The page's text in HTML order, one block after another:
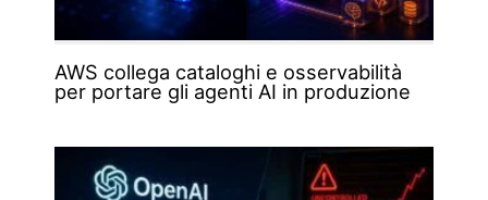
AWS collega cataloghi e osservabilità
per portare gli agenti AI in produzione